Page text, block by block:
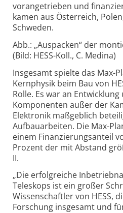
vorangetrieben und
kamen aus Österreich,
Schweden.
Abb.: „Auspacken“ der
(Bild: HESS-Koll., C. Medina)
Insgesamt spielte das Max-
Kernphysik beim Bau von
Rolle. Es war an
Komponenten außer der
Elektronik maßgeblich
Aufbauarbeiten. Die Max-
einem Finanzierungsanteil
Prozent der mit Abstand
II.
„Die erfolgreiche
Teleskops ist ein großer
Wissenschaftler von HESS,
Forschung insgesamt und